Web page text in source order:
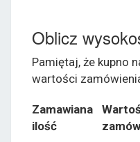
Oblicz
Pamiętaj, że kupno
wartości
Zamawiana
ilość